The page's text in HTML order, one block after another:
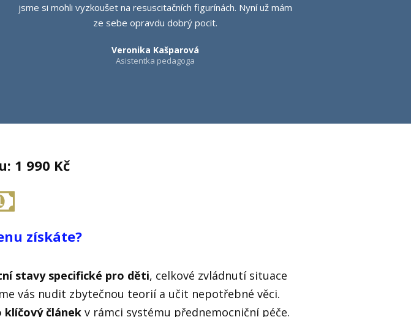
jsme si mohli vyzkoušet na resuscitačních figurínách. Nyní už mám
ze sebe opravdu dobrý pocit.
Veronika Kašparová
Asistentka pedagoga
1 990 Kč
získáte?
stavy specifické pro děti, celkové zvládnutí situace
vás nudit zbytečnou teorií a učit nepotřebné věci.
klíčový článek v rámci systému přednemocniční péče.